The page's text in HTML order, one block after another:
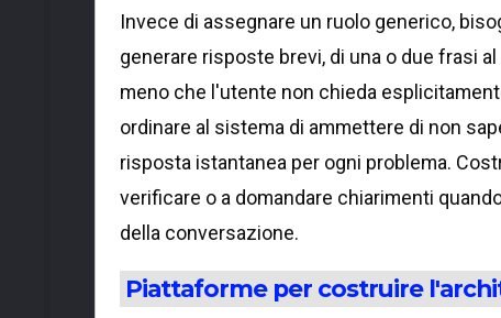
Invece di assegnare un ruolo generico,
generare risposte brevi, di una o due frasi
meno che l'utente non chieda
ordinare al sistema di ammettere di non
risposta istantanea per ogni problema.
verificare o a domandare chiarimenti
della conversazione.
Piattaforme per costruire